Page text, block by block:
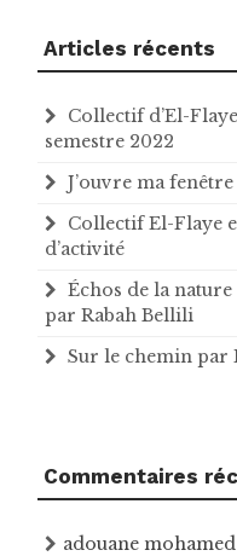
Articles récents
Collectif d’El-
semestre 2022
J’ouvre ma
Collectif El-Flaye
d’activité
Échos de la nature
par Rabah Bellili
Sur le chemin par
Commentaires
adouane mohamed